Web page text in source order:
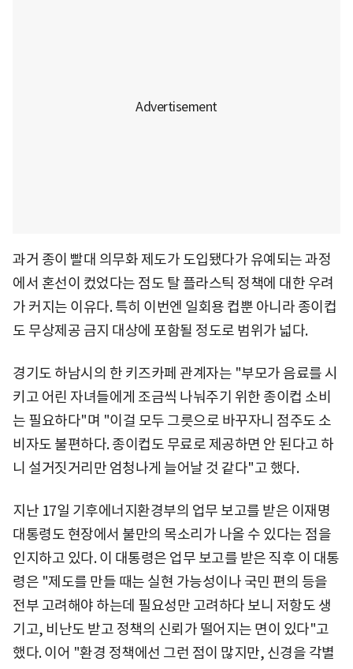
과거 종이 빨대 의무화 제도가 도입됐다가 유예되는 과정
에서 혼선이 컸었다는 점도 탈 플라스틱 정책에 대한 우려
가 커지는 이유다. 특히 이번엔 일회용 컵뿐 아니라 종이컵
도 무상제공 금지 대상에 포함될 정도로 범위가 넓다.
경기도 하남시의 한 키즈카페 관계자는 "부모가 음료를 시
키고 어린 자녀들에게 조금씩 나눠주기 위한 종이컵 소비
는 필요하다"며 "이걸 모두 그릇으로 바꾸자니 점주도 소
비자도 불편하다. 종이컵도 무료로 제공하면 안 된다고 하
니 설거짓거리만 엄청나게 늘어날 것 같다"고 했다.
지난 17일 기후에너지환경부의 업무 보고를 받은 이재명
대통령도 현장에서 불만의 목소리가 나올 수 있다는 점을
인지하고 있다. 이 대통령은 업무 보고를 받은 직후 이 대통
령은 "제도를 만들 때는 실현 가능성이나 국민 편의 등을
전부 고려해야 하는데 필요성만 고려하다 보니 저항도 생
기고, 비난도 받고 정책의 신뢰가 떨어지는 면이 있다"고
했다. 이어 "환경 정책에선 그런 점이 많지만, 신경을 각별